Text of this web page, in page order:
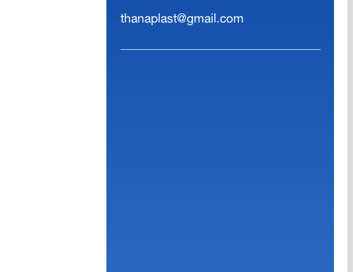
thanaplast@gmail.com